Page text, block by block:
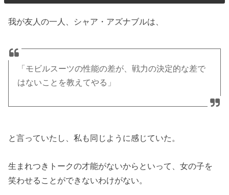
我が友人の一人、シャア・アズナブルは、
「モビルスーツの性能の差が、戦力の決定的な差で
はないことを教えてやる」
と言っていたし、私も同じように感じていた。
生まれつきトークの才能がないからといって、女の子を
笑わせることができないわけがない。